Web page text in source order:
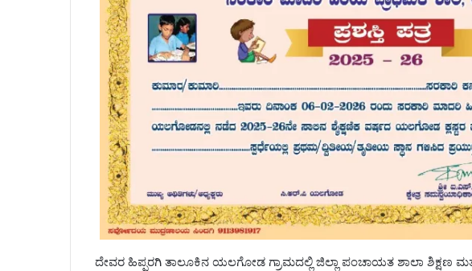
ದೇವರ ಹಿಪ್ಪರಗಿ ತಾಲೂಕಿನ ಯಲಗೋಡ ಗ್ರಾಮದಲ್ಲಿ ಜಿಲ್ಲಾ ಪಂಚಾಯತ ಶಾಲಾ ಶಿಕ್ಷಣ ಮತ್ತು